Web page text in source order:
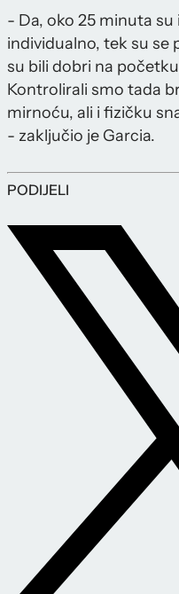
- Da, oko 25 minuta su
individualno, tek su se
su bili dobri na
Kontrolirali smo tada
mirnoću, ali i fizičku
- zaključio je Garcia.
PODIJELI